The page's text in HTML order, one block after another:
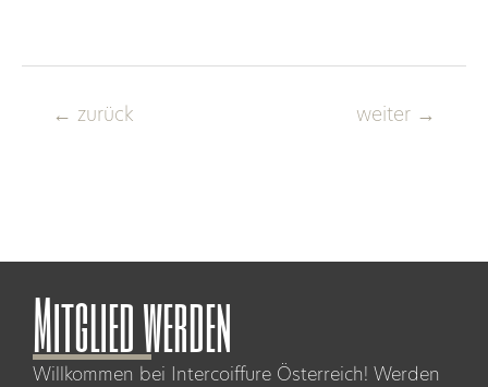
← zurück weiter →
Mitglied werden
Willkommen bei Intercoiffure Österreich! Werden